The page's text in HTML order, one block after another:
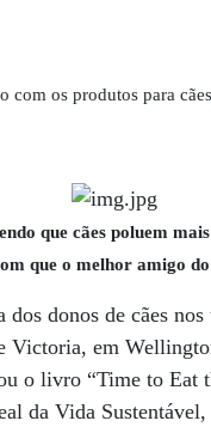
os produtos para
que cães poluem
que o melhor amigo
donos de cães
Victoria, em
o livro “Time to Eat
da Vida